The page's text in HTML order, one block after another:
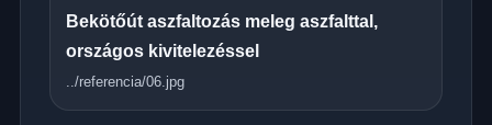
Bekötőút aszfaltozás meleg aszfalttal,
országos kivitelezéssel
../referencia/06.jpg